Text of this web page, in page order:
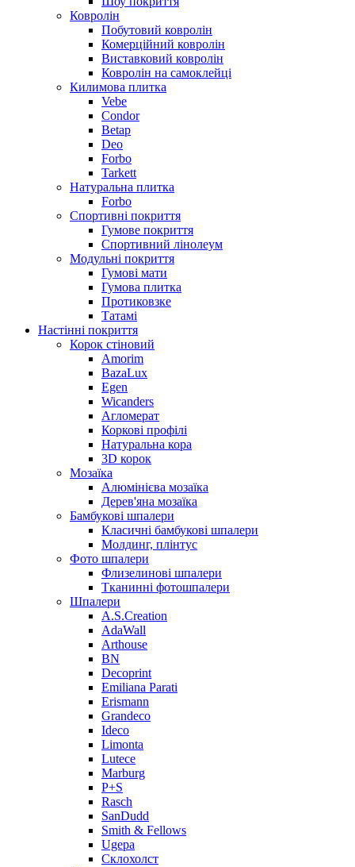
Ковролін
Побутовий ковролін
Комерційний ковролін
Виставковий ковролін
Ковролін на самоклейці
Килимова плитка
Vebe
Condor
Betap
Deo
Forbo
Tarkett
Натуральна плитка
Forbo
Спортивні покриття
Гумове покриття
Спортивний лінолеум
Модульні покриття
Гумові мати
Гумова плитка
Протиковзке
Татамі
Настінні покриття
Корок стіновий
Amorim
BazaLux
Egen
Wicanders
Агломерат
Коркові профілі
Натуральна кора
3D корок
Мозаїка
Алюмінієва мозаїка
Дерев'яна мозаїка
Бамбукові шпалери
Класичні бамбукові шпалери
Молдинг, плінтус
Фото шпалери
Флизелинові шпалери
Тканинні фотошпалери
Шпалери
A.S.Creation
AdaWall
Arthouse
BN
Decoprint
Emiliana Parati
Erismann
Grandeco
Ideco
Limonta
Lutece
Marburg
P+S
Rasch
SanDudd
Smith & Fellows
Ugepa
Склохолст